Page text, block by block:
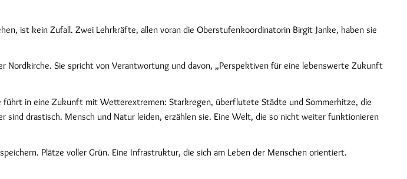
ist kein Zufall. Zwei Lehrkräfte, allen voran die Oberstufenkoordinatorin Birgit Janke, haben sie
Nordkirche. Sie spricht von Verantwortung und davon, „Perspektiven für eine lebenswerte Zukunft
führt in eine Zukunft mit Wetterextremen: Starkregen, überflutete Städte und Sommerhitze, die
drastisch. Mensch und Natur leiden, erzählen sie. Eine Welt, die so nicht weiter funktionieren
Plätze voller Grün. Eine Infrastruktur, die sich am Leben der Menschen orientiert.